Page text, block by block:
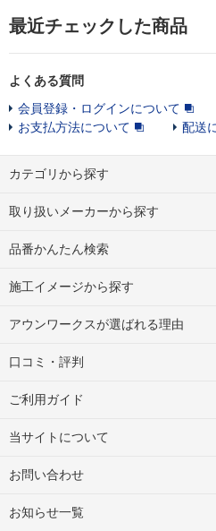
最近チェックした商品
よくある質問
会員登録・ログインについて
お支払方法について
配送
カテゴリから探す
取り扱いメーカーから探す
品番かんたん検索
施工イメージから探す
アウンワークスが選ばれる理由
口コミ・評判
ご利用ガイド
当サイトについて
お問い合わせ
お知らせ一覧